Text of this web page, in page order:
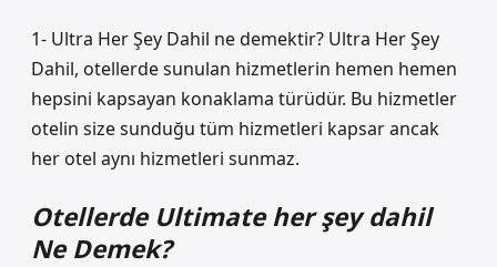
1- Ultra Her Şey Dahil ne demektir? Ultra Her Şey
Dahil, otellerde sunulan hizmetlerin hemen hemen
hepsini kapsayan konaklama türüdür. Bu hizmetler
otelin size sunduğu tüm hizmetleri kapsar ancak
her otel aynı hizmetleri sunmaz.
Otellerde Ultimate her şey dahil
Ne Demek?